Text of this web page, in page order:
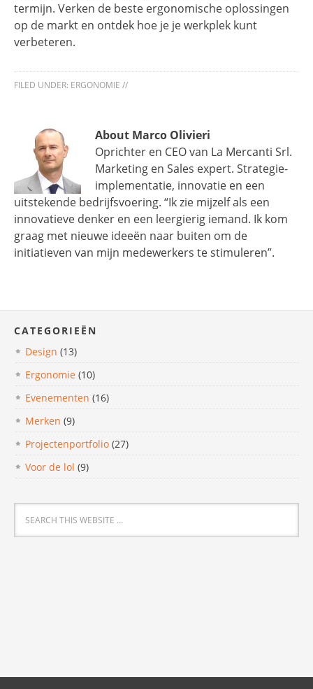
termijn. Verken de beste ergonomische oplossingen
op de markt en ontdek hoe je je werkplek kunt
verbeteren.
FILED UNDER: ERGONOMIE //
About Marco Olivieri
Oprichter en CEO van La Mercanti Srl.
Marketing en Sales expert. Strategie-
implementatie, innovatie en een
uitstekende bedrijfsvoering. “Ik zie mijzelf als een
innovatieve denker en een leergierig iemand. Ik kom
graag met nieuwe ideeën naar buiten om de
initiatieven van mijn medewerkers te stimuleren”.
CATEGORIEËN
Design (13)
Ergonomie (10)
Evenementen (16)
Merken (9)
Projectenportfolio (27)
Voor de lol (9)